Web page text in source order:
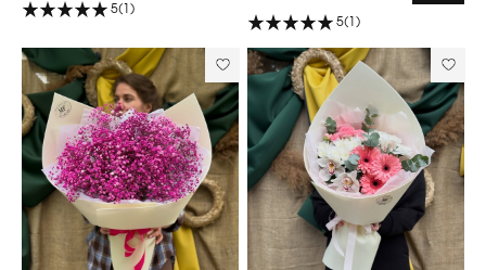
5(1)
5(1)